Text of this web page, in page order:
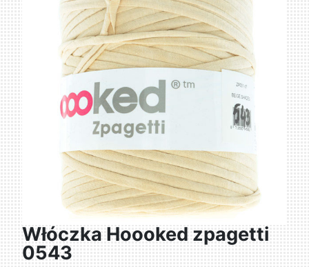
Włóczka Hoooked zpagetti
0543